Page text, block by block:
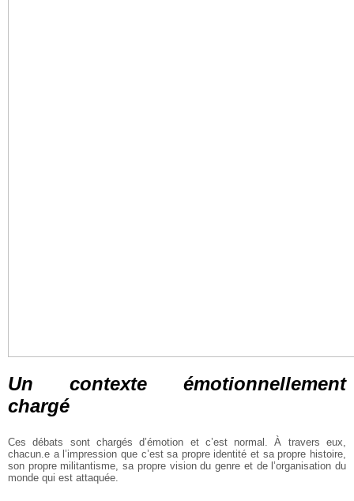
Un contexte émotionnellement
chargé
Ces débats sont chargés d’émotion et c’est normal. À travers eux,
chacun.e a l’impression que c’est sa propre identité et sa propre histoire,
son propre militantisme, sa propre vision du genre et de l’organisation du
monde qui est attaquée.